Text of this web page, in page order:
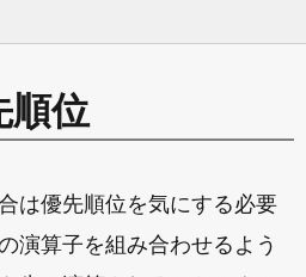
順位
は優先順位を気にする必要
演算子を組み合わせるよう